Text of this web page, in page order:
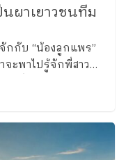
ผาเยาวชนทีม
กกับ “น้องลูกแพร”
ะพาไปรู้จักพี่สาว
หนึ่งในนักกีฬาปีน
ปี ประเภท
นพัฒนา